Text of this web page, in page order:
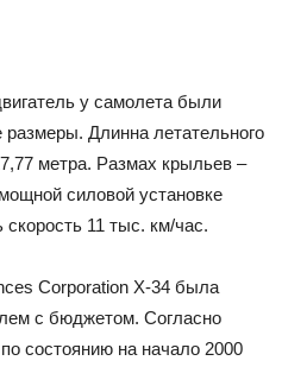
у самолета были
Длинна летательного
метра. Размах крыльев –
силовой установке
11 тыс. км/час.
Corporation Х-34 была
с бюджетом. Согласно
состоянию на начало 2000